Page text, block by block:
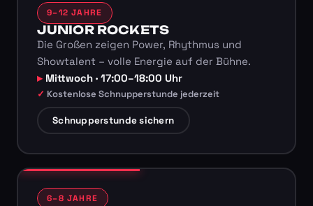
9–12 JAHRE
JUNIOR ROCKETS
Die Großen zeigen Power, Rhythmus und
Showtalent – volle Energie auf der Bühne.
Mittwoch · 17:00–18:00 Uhr
Kostenlose Schnupperstunde jederzeit
Schnupperstunde sichern
6–8 JAHRE